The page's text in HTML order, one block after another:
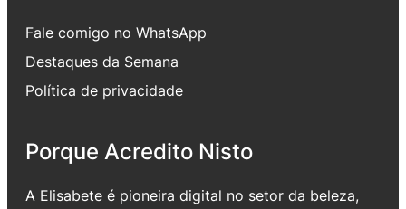
Fale comigo no WhatsApp
Destaques da Semana
Política de privacidade
Porque Acredito Nisto
A Elisabete é pioneira digital no setor da beleza,